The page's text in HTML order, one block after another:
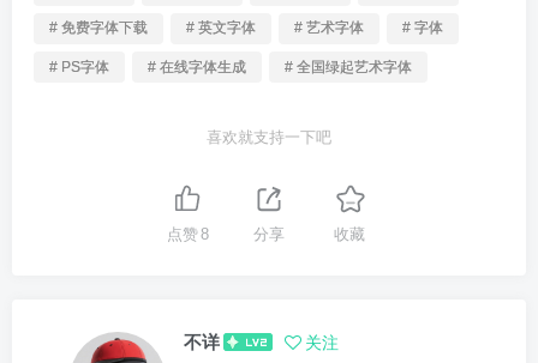
# 免费字体下载 # 英文字体 # 艺术字体 # 字体
# PS字体 # 在线字体生成 # 全国绿起艺术字体
喜欢就支持一下吧
点赞8 分享 收藏
不详 关注